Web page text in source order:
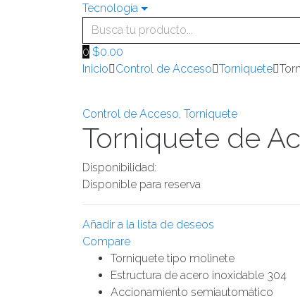
Tecnología
Search
for:
0 $0.00
Inicio
Control de Acceso Torniquete
Control de Acceso, Torniquete
Torniquete de
Disponibilidad:
Disponible para reserva
Añadir a la lista de deseos
Compare
Torniquete tipo molinete
Estructura de acero inoxidable 304
Accionamiento semiautomático